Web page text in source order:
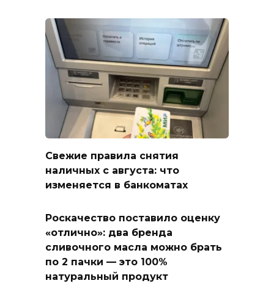
Свежие правила снятия
наличных с августа: что
изменяется в банкоматах
Роскачество поставило оценку
«отлично»: два бренда
сливочного масла можно брать
по 2 пачки — это 100%
натуральный продукт